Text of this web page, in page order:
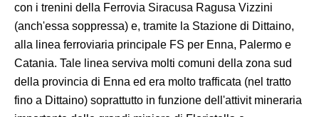
con i trenini della Ferrovia Siracusa Ragusa Vizzini
(anch'essa soppressa) e, tramite la Stazione di Dittaino,
alla linea ferroviaria principale FS per Enna, Palermo e
Catania. Tale linea serviva molti comuni della zona sud
della provincia di Enna ed era molto trafficata (nel tratto
fino a Dittaino) soprattutto in funzione dell'attivit mineraria